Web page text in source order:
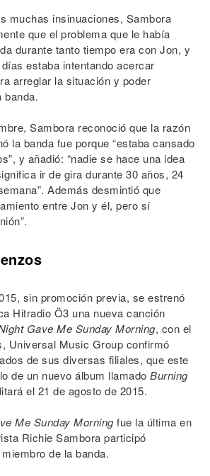
muchas insinuaciones, Sambora
que el problema que le había
durante tanto tiempo era con Jon, y
estaba intentando acercar
arreglar la situación y poder
banda.
Sambora reconoció que la razón
la banda fue porque “estaba cansado
y añadió: “nadie se hace una idea
ir de gira durante 30 años, 24
Además desmintió que
entre Jon y él, pero sí
sin promoción previa, se estrenó
Hitradio Ö3 una nueva canción
Gave Me Sunday Morning, con el
Universal Music Group confirmó
de sus diversas filiales, que este
de un nuevo álbum llamado Burning
el 21 de agosto de 2015.
Me Sunday Morningfue la última en
Richie Sambora participó
de la banda.